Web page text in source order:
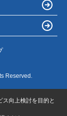
Reserved.
向上検討を目的と